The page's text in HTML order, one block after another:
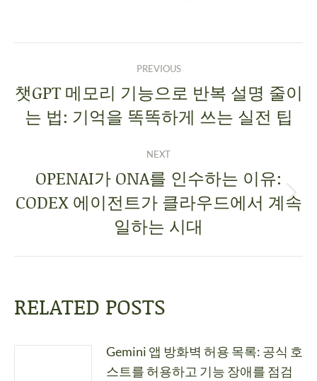
PREVIOUS
챗GPT 메모리 기능으로 반복 설명 줄이
는 법: 기억을 똑똑하게 쓰는 실전 팁
NEXT
OPENAI가 ONA를 인수하는 이유:
CODEX 에이전트가 클라우드에서 계속
일하는 시대
RELATED POSTS
Gemini 앱 방화벽 허용 목록: 공식 호
스트를 허용하고 기능 장애를 점검